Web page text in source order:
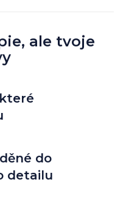
ale tvoje
které
do
detailu